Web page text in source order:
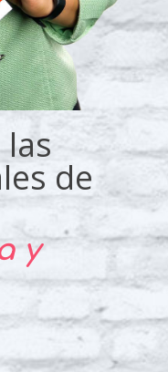
de
y